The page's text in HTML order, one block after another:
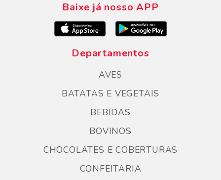
Baixe já nosso APP
Departamentos
AVES
BATATAS E VEGETAIS
BEBIDAS
BOVINOS
CHOCOLATES E COBERTURAS
CONFEITARIA